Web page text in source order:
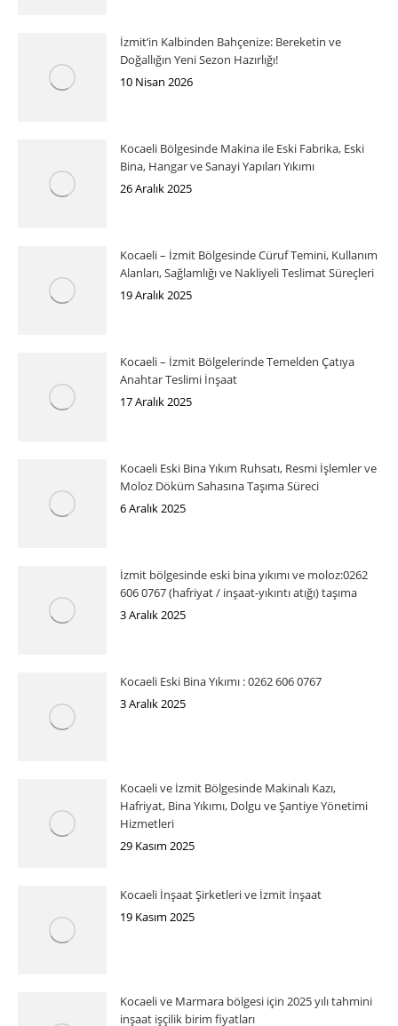
İzmit’in Kalbinden Bahçenize: Bereketin ve
Doğallığın Yeni Sezon Hazırlığı!
10 Nisan 2026
Kocaeli Bölgesinde Makina ile Eski Fabrika, Eski
Bina, Hangar ve Sanayi Yapıları Yıkımı
26 Aralık 2025
Kocaeli – İzmit Bölgesinde Cüruf Temini, Kullanım
Alanları, Sağlamlığı ve Nakliyeli Teslimat Süreçleri
19 Aralık 2025
Kocaeli – İzmit Bölgelerinde Temelden Çatıya
Anahtar Teslimi İnşaat
17 Aralık 2025
Kocaeli Eski Bina Yıkım Ruhsatı, Resmi İşlemler ve
Moloz Döküm Sahasına Taşıma Süreci
6 Aralık 2025
İzmit bölgesinde eski bina yıkımı ve moloz:0262
606 0767 (hafriyat / inşaat-yıkıntı atığı) taşıma
3 Aralık 2025
Kocaeli Eski Bina Yıkımı : 0262 606 0767
3 Aralık 2025
Kocaeli ve İzmit Bölgesinde Makinalı Kazı,
Hafriyat, Bina Yıkımı, Dolgu ve Şantiye Yönetimi
Hizmetleri
29 Kasım 2025
Kocaeli İnşaat Şirketleri ve İzmit İnşaat
19 Kasım 2025
Kocaeli ve Marmara bölgesi için 2025 yılı tahmini
inşaat işçilik birim fiyatları